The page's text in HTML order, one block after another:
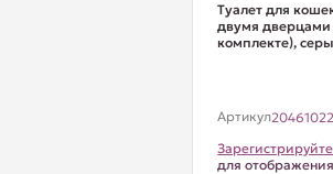
Туалет для
двумя дверцами
комплекте),
Артикул
для